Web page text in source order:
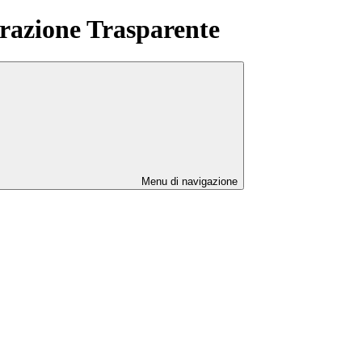
Trasparente
Menu di navigazione